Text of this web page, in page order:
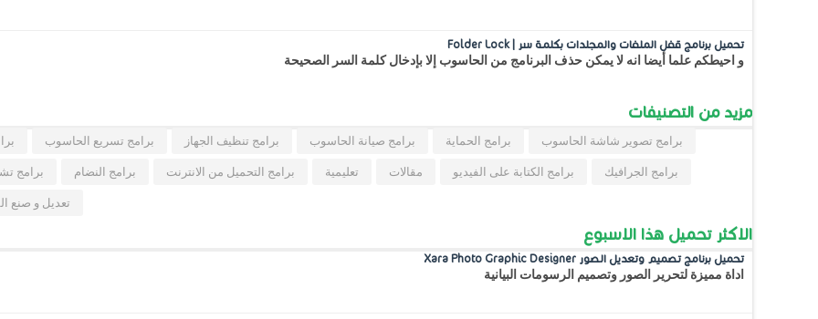
تحميل برنامج قفل الملفات والمجلدات بكلمة سر | Folder Lock
و احيطكم علما أيضا انه لا يمكن حذف البرنامج من الحاسوب إلا بإدخال كلمة السر الصحيحة
مزيد من التصنيفات
برامج تسريع الحاسوب برامج تنظيف الجهاز برامج صيانة الحاسوب برامج الحماية برامج تصوير شاشة الحاسوب
برامج برامج النضام برامج التحميل من الانترنت تعليمية مقالات برامج الكتابة على الفيديو برامج الجرافيك
تعديل و صنع
الاكثر تحميل هذا الاسبوع
تحميل برنامج تصميم وتعديل الصور Xara Photo Graphic Designer
اداة مميزة لتحرير الصور وتصميم الرسومات البيانية